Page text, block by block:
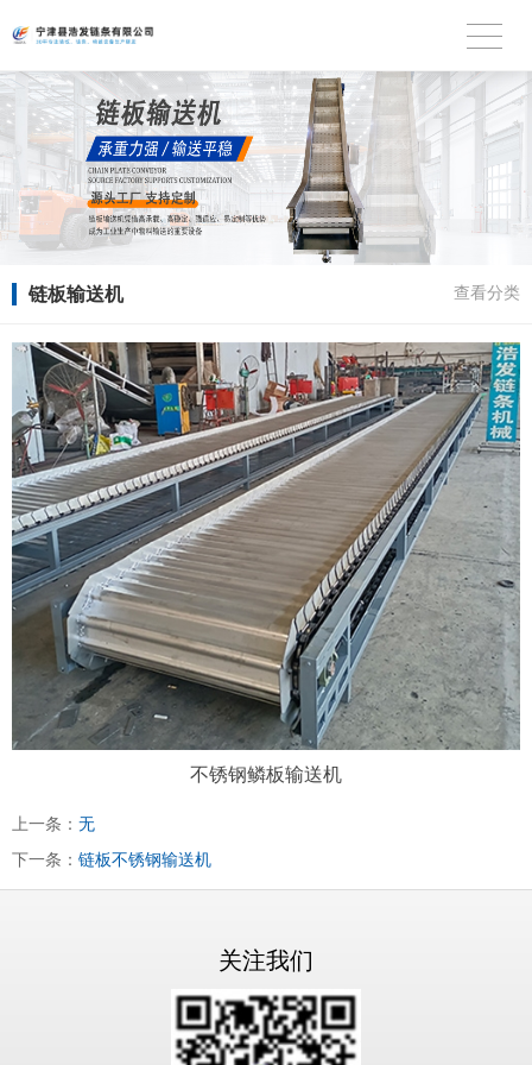
链板输送机 查看分类
不锈钢鳞板输送机
上一条： 无
下一条： 链板不锈钢输送机
关注我们